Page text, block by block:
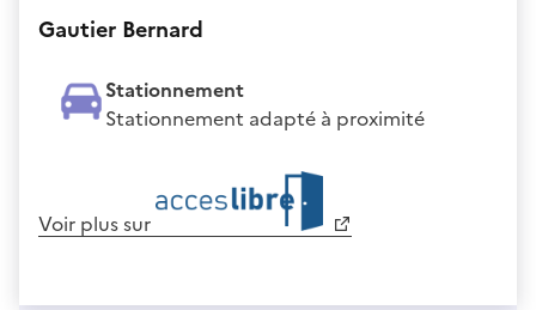
Gautier Bernard
Stationnement
Stationnement adapté à proximité
Voir plus sur